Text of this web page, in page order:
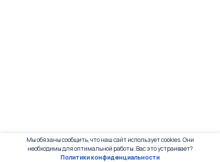
Мы обязаны сообщить, что наш сайт использует cookies. Они
необходимы для оптимальной работы. Вас это устраивает?
Политики конфиденциальности